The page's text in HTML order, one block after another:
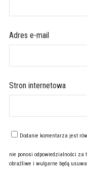
Adres e-mail
Stron internetowa
Dodanie komentarza jest
nie ponosi odpowiedzialności
obraźliwe i wulgarne będą